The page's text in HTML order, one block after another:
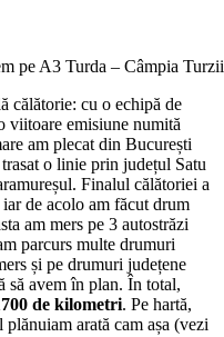
pe A3 Turda – Câmpia Turzii
călătorie: cu o echipă de
viitoare emisiune numită
am plecat din București
o linie prin județul Satu
Finalul călătoriei a
de acolo am făcut drum
am mers pe 3 autostrăzi
parcurs multe drumuri
și pe drumuri județene
să avem în plan. În total,
de kilometri. Pe hartă,
arată cam așa (vezi